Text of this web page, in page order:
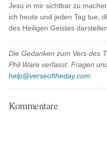
Jesu in mir sichtbar zu
ich heute und jeden Tag tue,
des Heiligen Geistes
Die Gedanken zum Vers des
Phil Ware verfasst. Fragen
help@verseoftheday.com
Kommentare